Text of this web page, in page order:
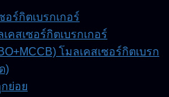
อร์กิตเบรกเกอร์
คสเซอร์กิตเบรกเกอร์
โมลเคสเซอร์กิตเบรก
)
กย่อย